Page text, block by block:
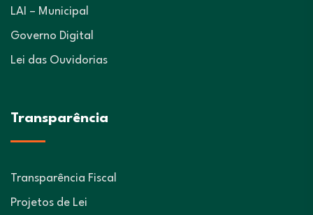
LAI – Municipal
Governo Digital
Lei das Ouvidorias
Transparência
Transparência Fiscal
Projetos de Lei